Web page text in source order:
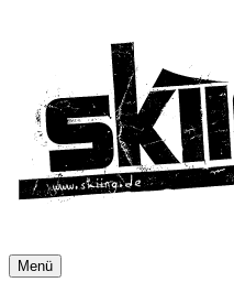
Menü